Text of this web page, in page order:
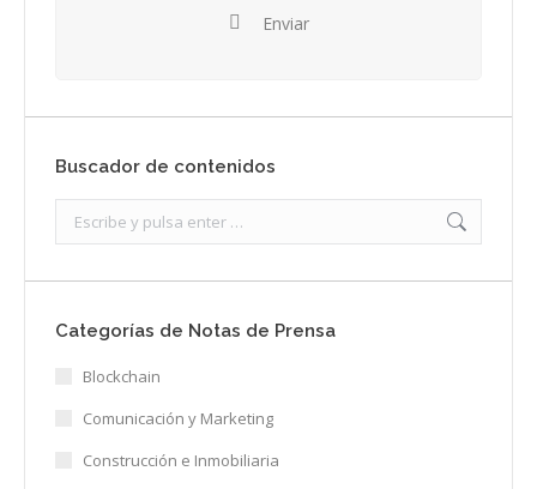
Enviar
Buscador de contenidos
Categorías de Notas de Prensa
Blockchain
Comunicación y Marketing
Construcción e Inmobiliaria